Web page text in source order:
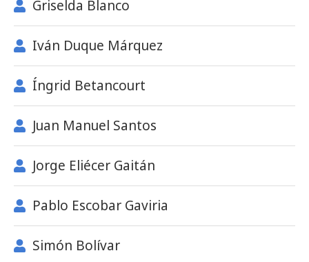
Griselda Blanco
Iván Duque Márquez
Íngrid Betancourt
Juan Manuel Santos
Jorge Eliécer Gaitán
Pablo Escobar Gaviria
Simón Bolívar